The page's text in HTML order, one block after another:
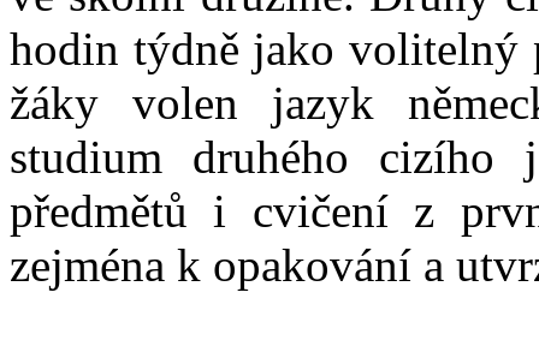
hodin týdně jako volitelný
žáky volen jazyk
studium druhého cizího
předmětů i cvičení z
zejména k opakování a